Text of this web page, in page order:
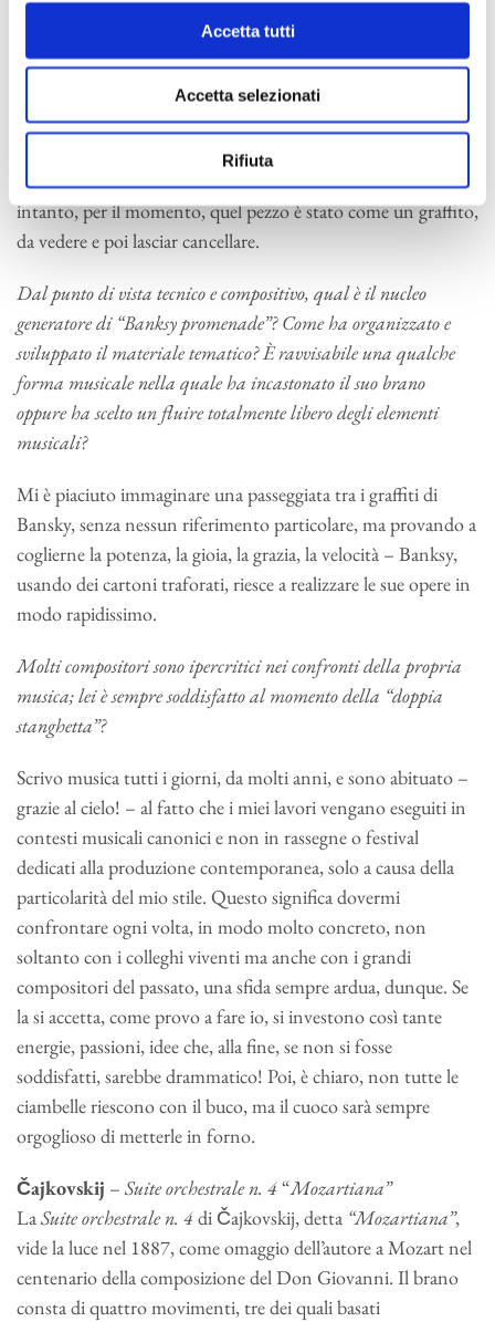
Accetta tutti
Accetta selezionati
Rifiuta
di problematiche politiche o sociali, ma che poi vanno a
perdersi nel nulla. Per certi versi è ciò che accade anche con la
musica: un brano smette di esistere nel momento stesso in
cui termina la sua esecuzione e, da quell’istante, comincia la
sua vita nella memoria di coloro che l’hanno ascoltato. Forse
ci saranno altre esecuzioni o verrà registrato su dei dischi, ma
intanto, per il momento, quel pezzo è stato come un graffito,
da vedere e poi lasciar cancellare.
Dal punto di vista tecnico e compositivo, qual è il nucleo
generatore di “Banksy promenade”? Come ha organizzato e
sviluppato il materiale tematico? È ravvisabile una qualche
forma musicale nella quale ha incastonato il suo brano
oppure ha scelto un fluire totalmente libero degli elementi
musicali?
Mi è piaciuto immaginare una passeggiata tra i graffiti di
Bansky, senza nessun riferimento particolare, ma provando a
coglierne la potenza, la gioia, la grazia, la velocità – Banksy,
usando dei cartoni traforati, riesce a realizzare le sue opere in
modo rapidissimo.
Molti compositori sono ipercritici nei confronti della propria
musica; lei è sempre soddisfatto al momento della “doppia
stanghetta”?
Scrivo musica tutti i giorni, da molti anni, e sono abituato –
grazie al cielo! – al fatto che i miei lavori vengano eseguiti in
contesti musicali canonici e non in rassegne o festival
dedicati alla produzione contemporanea, solo a causa della
particolarità del mio stile. Questo significa dovermi
confrontare ogni volta, in modo molto concreto, non
soltanto con i colleghi viventi ma anche con i grandi
compositori del passato, una sfida sempre ardua, dunque. Se
la si accetta, come provo a fare io, si investono così tante
energie, passioni, idee che, alla fine, se non si fosse
soddisfatti, sarebbe drammatico! Poi, è chiaro, non tutte le
ciambelle riescono con il buco, ma il cuoco sarà sempre
orgoglioso di metterle in forno.
Čajkovskij –Suite orchestrale n. 4“Mozartiana”
LaSuite orchestrale n. 4di Čajkovskij, detta “Mozartiana”,
vide la luce nel 1887, come omaggio dell’autore a Mozart nel
centenario della composizione del Don Giovanni. Il brano
consta di quattro movimenti, tre dei quali basati